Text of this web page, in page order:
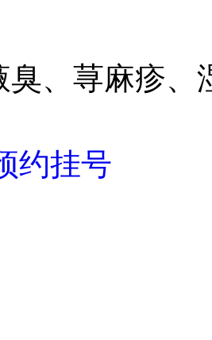
臭、荨麻疹、
约挂号